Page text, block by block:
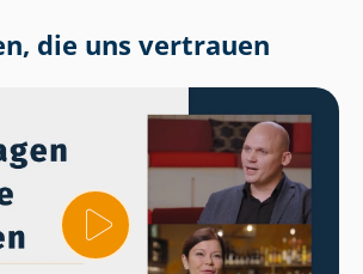
die uns vertrauen